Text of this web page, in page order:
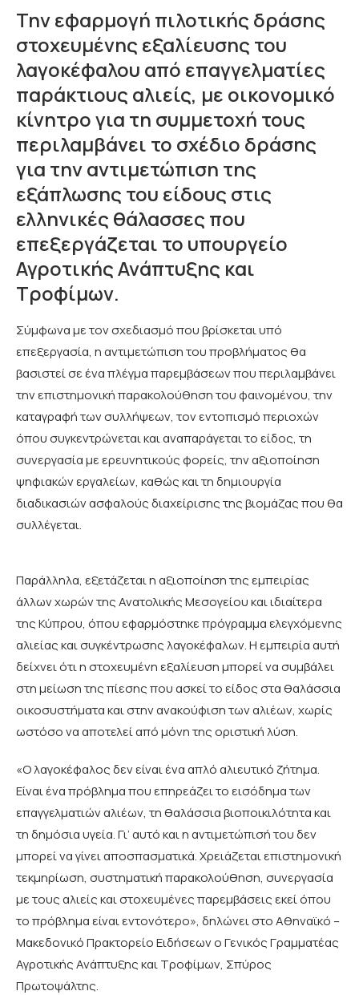
Την εφαρμογή πιλοτικής δράσης
στοχευμένης εξαλίευσης του
λαγοκέφαλου από επαγγελματίες
παράκτιους αλιείς, με οικονομικό
κίνητρο για τη συμμετοχή τους
περιλαμβάνει το σχέδιο δράσης
για την αντιμετώπιση της
εξάπλωσης του είδους στις
ελληνικές θάλασσες που
επεξεργάζεται το υπουργείο
Αγροτικής Ανάπτυξης και
Τροφίμων.
Σύμφωνα με τον σχεδιασμό που βρίσκεται υπό
επεξεργασία, η αντιμετώπιση του προβλήματος θα
βασιστεί σε ένα πλέγμα παρεμβάσεων που περιλαμβάνει
την επιστημονική παρακολούθηση του φαινομένου, την
καταγραφή των συλλήψεων, τον εντοπισμό περιοχών
όπου συγκεντρώνεται και αναπαράγεται το είδος, τη
συνεργασία με ερευνητικούς φορείς, την αξιοποίηση
ψηφιακών εργαλείων, καθώς και τη δημιουργία
διαδικασιών ασφαλούς διαχείρισης της βιομάζας που θα
συλλέγεται.
Παράλληλα, εξετάζεται η αξιοποίηση της εμπειρίας
άλλων χωρών της Ανατολικής Μεσογείου και ιδιαίτερα
της Κύπρου, όπου εφαρμόστηκε πρόγραμμα ελεγχόμενης
αλιείας και συγκέντρωσης λαγοκέφαλων. Η εμπειρία αυτή
δείχνει ότι η στοχευμένη εξαλίευση μπορεί να συμβάλει
στη μείωση της πίεσης που ασκεί το είδος στα θαλάσσια
οικοσυστήματα και στην ανακούφιση των αλιέων, χωρίς
ωστόσο να αποτελεί από μόνη της οριστική λύση.
«Ο λαγοκέφαλος δεν είναι ένα απλό αλιευτικό ζήτημα.
Είναι ένα πρόβλημα που επηρεάζει το εισόδημα των
επαγγελματιών αλιέων, τη θαλάσσια βιοποικιλότητα και
τη δημόσια υγεία. Γι’ αυτό και η αντιμετώπισή του δεν
μπορεί να γίνει αποσπασματικά. Χρειάζεται επιστημονική
τεκμηρίωση, συστηματική παρακολούθηση, συνεργασία
με τους αλιείς και στοχευμένες παρεμβάσεις εκεί όπου
το πρόβλημα είναι εντονότερο», δηλώνει στο Αθηναϊκό –
Μακεδονικό Πρακτορείο Ειδήσεων ο Γενικός Γραμματέας
Αγροτικής Ανάπτυξης και Τροφίμων, Σπύρος
Πρωτοψάλτης.